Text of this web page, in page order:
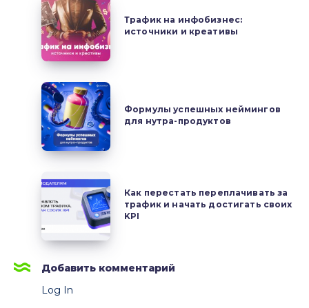
делать
качественные
аккаунты
с
нуля
на
инфобизнес:
источники
креативы
Трафик на инфобизнес:
источники и креативы
Формулы
успешных
неймингов
для
нутра-
Формулы успешных неймингов
для нутра-продуктов
Как
перестать
переплачивать
за
трафик
и
достигать
Как перестать переплачивать за
трафик и начать достигать своих
KPI
Добавить комментарий
Log In